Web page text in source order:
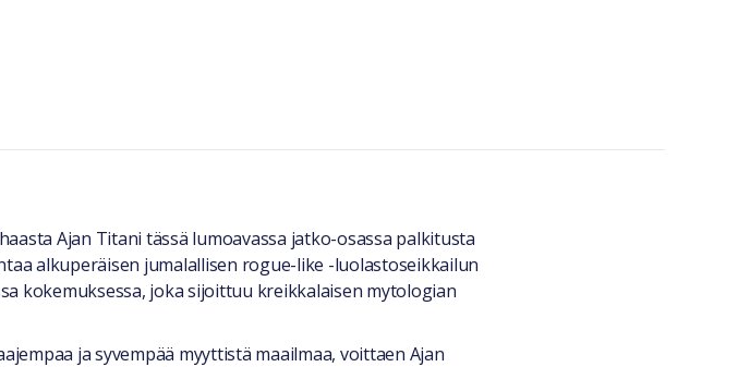
Ajan Titani tässä lumoavassa jatko-osassa palkitusta
alkuperäisen jumalallisen rogue-like -luolastoseikkailun
kokemuksessa, joka sijoittuu kreikkalaisen mytologian
ja syvempää myyttistä maailmaa, voittaen Ajan